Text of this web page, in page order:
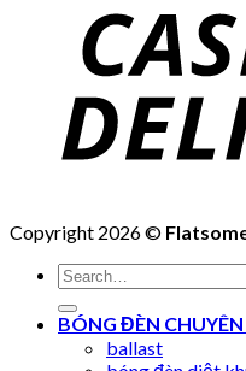
Copyright 2026 ©
Search
for:
BÓNG ĐÈN
ballast